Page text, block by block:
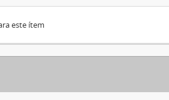
este ítem